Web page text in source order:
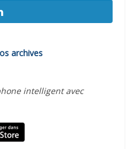
archives
intelligent avec